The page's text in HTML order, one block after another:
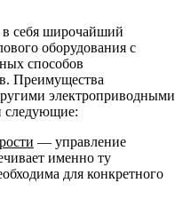
себя широчайший
оборудования с
способов
Преимущества
электроприводными
следующие:
— управление
именно ту
для конкретного